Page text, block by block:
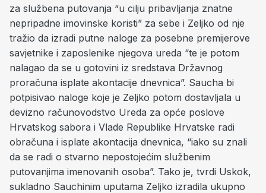
za službena putovanja “u cilju pribavljanja znatne
nepripadne imovinske koristi” za sebe i Zeljko od nje
tražio da izradi putne naloge za posebne premijerove
savjetnike i zaposlenike njegova ureda “te je potom
nalagao da se u gotovini iz sredstava Državnog
proračuna isplate akontacije dnevnica”. Saucha bi
potpisivao naloge koje je Zeljko potom dostavljala u
devizno računovodstvo Ureda za opće poslove
Hrvatskog sabora i Vlade Republike Hrvatske radi
obračuna i isplate akontacija dnevnica, “iako su znali
da se radi o stvarno nepostojećim službenim
putovanjima imenovanih osoba”. Tako je, tvrdi Uskok,
sukladno Sauchinim uputama Zeljko izradila ukupno